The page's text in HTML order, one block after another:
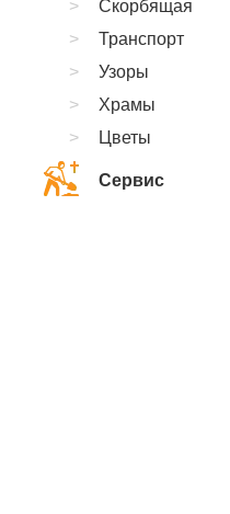
Скорбящая
Транспорт
Узоры
Храмы
Цветы
Сервис